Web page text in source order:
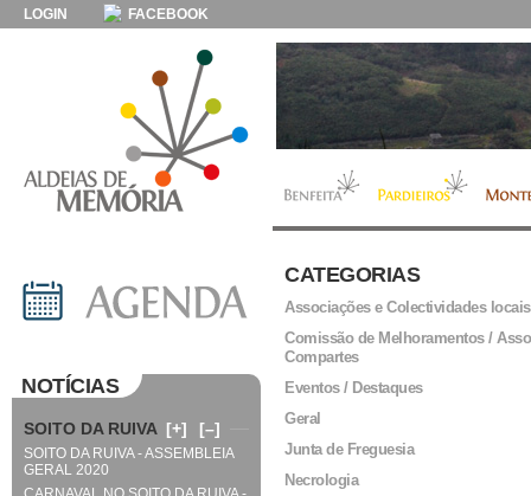
LOGIN FACEBOOK
CATEGORIAS
Associações e Colectividades locais
Comissão de Melhoramentos /
Compartes
Eventos / Destaques
Geral
Junta de Freguesia
Necrologia
NOTÍCIAS
SOITO DA RUIVA [+] [–]
SOITO DA RUIVA - ASSEMBLEIA
GERAL 2020